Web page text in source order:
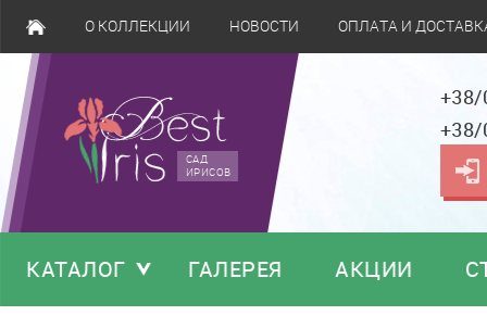
О КОЛЛЕКЦИИ НОВОСТИ ОПЛАТА И
САД
ИРИСОВ
КАТАЛОГ ГАЛЕРЕЯ АКЦИИ